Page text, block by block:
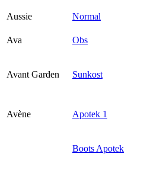
Aussie
Normal
Ava
Obs
Avant Garden Sunkost
Avène Apotek 1
Boots Apotek